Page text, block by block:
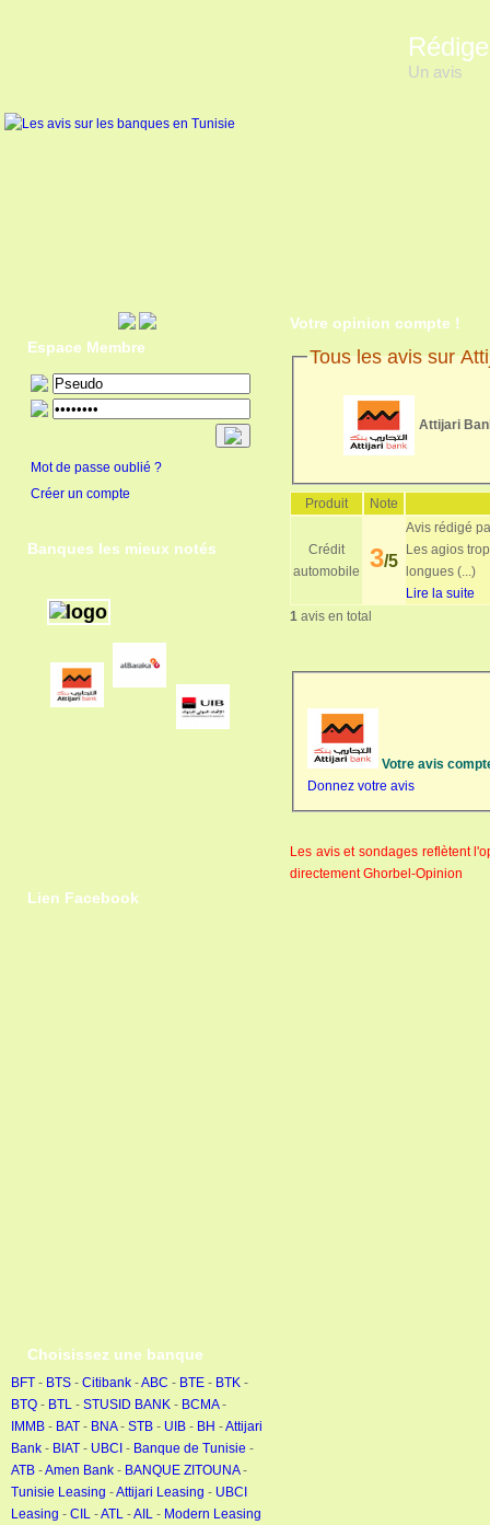
Un avis
Espace Membre
Mot de passe oublié ?
Créer un compte
Banques les mieux notés
Lien Facebook
Choisissez une banque
BFT - BTS - Citibank -ABC - BTE - BTK -
BTQ - BTL - STUSID BANK - BCMA-
IMMB - BAT - BNA- STB - UIB - BH -Attijari
Bank - BIAT - UBCI - Banque de Tunisie -
ATB -Amen Bank - BANQUE ZITOUNA-
Tunisie Leasing -Attijari Leasing - UBCI
Leasing - CIL -ATL -AIL - Modern Leasing
Votre opinion compte !
Tous les avis sur
Attijari
Produit Note
Crédit
automobile
3/5
Avis rédigé
Les agios
longues (...)
Lire la suite
1 avis en total
Votre avis
Donnez votre avis
Les avis et sondages reflètent
directement Ghorbel-Opinion